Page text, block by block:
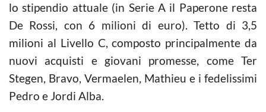
lo stipendio attuale (in Serie A il Paperone resta
De Rossi, con 6 milioni di euro). Tetto di 3,5
milioni al Livello C, composto principalmente da
nuovi acquisti e giovani promesse, come Ter
Stegen, Bravo, Vermaelen, Mathieu e i fedelissimi
Pedro e Jordi Alba.